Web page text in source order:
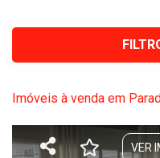
Imóveis à venda em
VER